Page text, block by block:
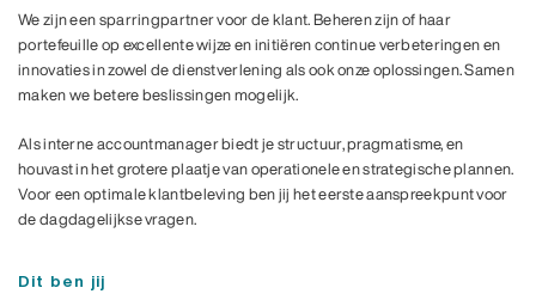
We zijn een sparringpartner voor de klant. Beheren zijn of haar
portefeuille op excellente wijze en initiëren continue verbeteringen en
innovaties in zowel de dienstverlening als ook onze oplossingen. Samen
maken we betere beslissingen mogelijk.
Als interne accountmanagerbiedt je structuur, pragmatisme, en
houvast in het grotere plaatje van operationele en strategische plannen.
Voor een optimale klantbeleving ben jij het eerste aanspreekpunt voor
de dagdagelijkse vragen.
Dit ben jij